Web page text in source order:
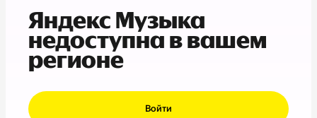
Яндекс Музыка
недоступна в вашем
регионе
Войти